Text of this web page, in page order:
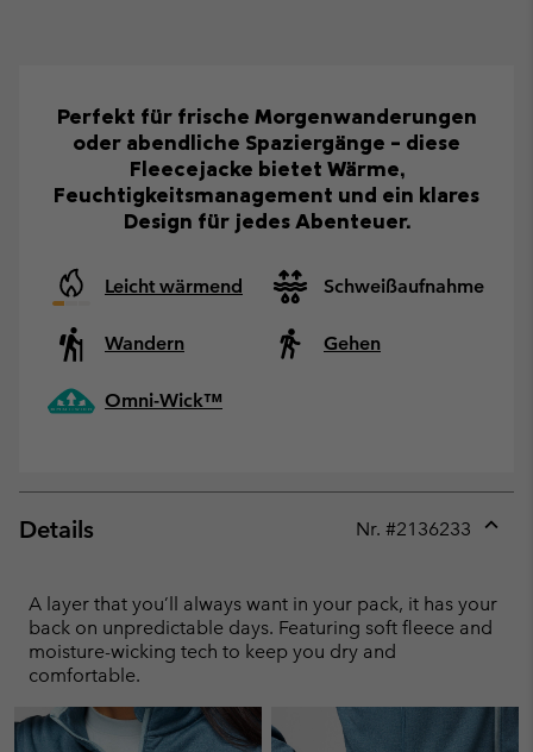
Perfekt für frische Morgenwanderungen
oder abendliche Spaziergänge – diese
Fleecejacke bietet Wärme,
Feuchtigkeitsmanagement und ein klares
Design für jedes Abenteuer.
Leicht wärmend Schweißaufnahme
Wandern Gehen
Omni-Wick™
Details Nr. #2136233
A layer that you’ll always want in your pack, it has your
back on unpredictable days. Featuring soft fleece and
moisture-wicking tech to keep you dry and
comfortable.